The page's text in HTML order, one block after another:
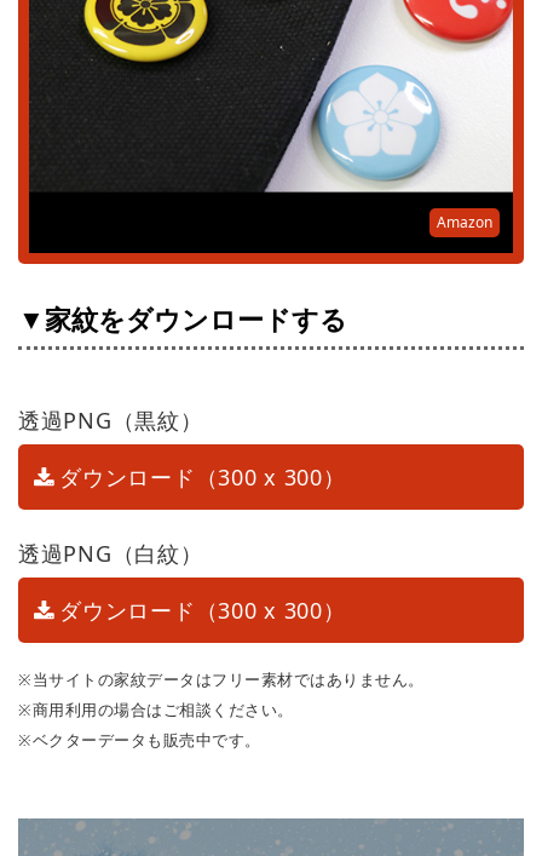
Amazon
▼家紋をダウンロードする
透過PNG（黒紋）
ダウンロード（300 x 300）
透過PNG（白紋）
ダウンロード（300 x 300）
※当サイトの家紋データはフリー素材ではありません。
※商用利用の場合はご相談ください。
※ベクターデータも販売中です。